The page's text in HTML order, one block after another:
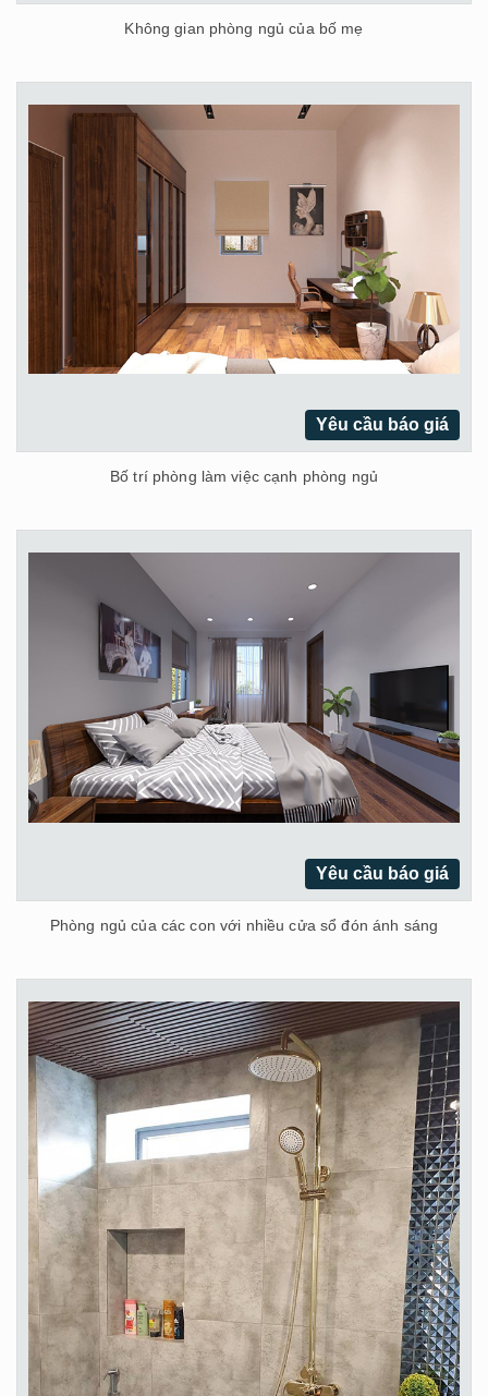
Không gian phòng ngủ của bố mẹ
Yêu cầu báo giá
Bố trí phòng làm việc cạnh phòng ngủ
Yêu cầu báo giá
Phòng ngủ của các con với nhiều cửa sổ đón ánh sáng